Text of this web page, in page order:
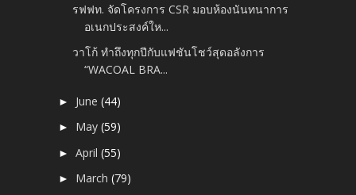
รฟฟท. จัดโครงการ CSR มอบห้องนันทนาการ
อเนกประสงค์ให...
วาโก้ ทำถึงทุกปีกับแฟชันโชว์สุดอลังการ
“WACOAL BRA...
► June(44)
► May(59)
►April(55)
► March(79)